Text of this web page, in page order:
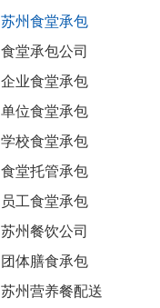
苏州食堂承包
食堂承包公司
企业食堂承包
单位食堂承包
学校食堂承包
食堂托管承包
员工食堂承包
苏州餐饮公司
团体膳食承包
苏州营养餐配送